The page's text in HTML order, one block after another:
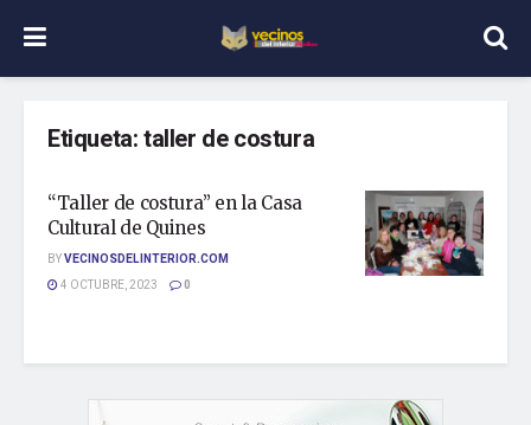
Etiqueta:taller de costura
“Taller de costura” en la Casa
Cultural de Quines
BYVECINOSDELINTERIOR.COM
4 OCTUBRE, 2023
0